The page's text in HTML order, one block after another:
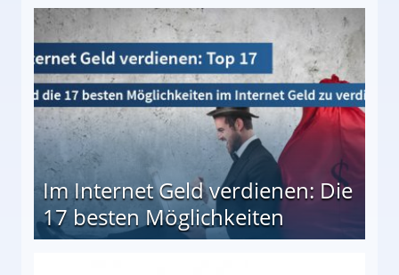
besten Möglichkeiten
Im Internet Geld verdienen: Die
17 besten Möglichkeiten